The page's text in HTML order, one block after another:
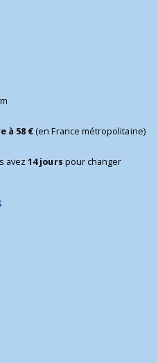
à 58 €(en France métropolitaine)
avez14 jours pour changer